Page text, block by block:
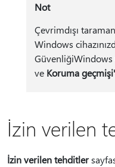
Not
Çevrimdışı
Windows
GüvenliğiWindows
ve Koruma
İzin verilen
İzin verilen tehditler